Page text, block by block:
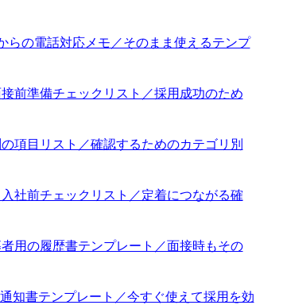
らの電話対応メモ／そのまま使えるテンプ
前準備チェックリスト／採用成功のため
項目リスト／確認するためのカテゴリ別
社前チェックリスト／定着につながる確
用の履歴書テンプレート／面接時もその
知書テンプレート／今すぐ使えて採用を効